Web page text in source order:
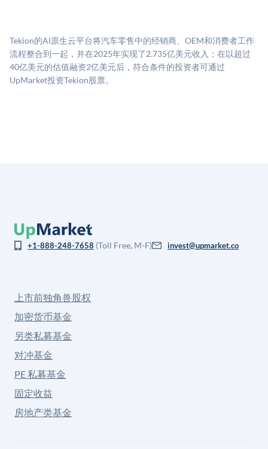
司可比倍数应用私有公司折扣，以反映流动性不足和信
息不对称。此估值不构成投资建议，可能与实际交易价
格存在重大差异。
Tekion的AI原生云平台将汽车零售中的经销商、OEM和消费者工作
流程整合到一起，并在2025年实现了2.735亿美元收入；在以超过
40亿美元的估值融资2亿美元后，符合条件的投资者可通过
UpMarket投资Tekion股票。
+1-888-248-7658 (Toll Free, M-F) invest@upmarket.co
上市前独角兽股权
加密货币基金
另类私募基金
对冲基金
PE 私募基金
固定收益
房地产类基金